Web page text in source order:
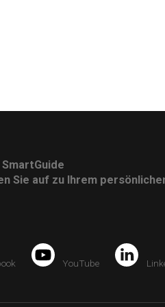
SmartGuide
Sie auf zu Ihrem
YouTube